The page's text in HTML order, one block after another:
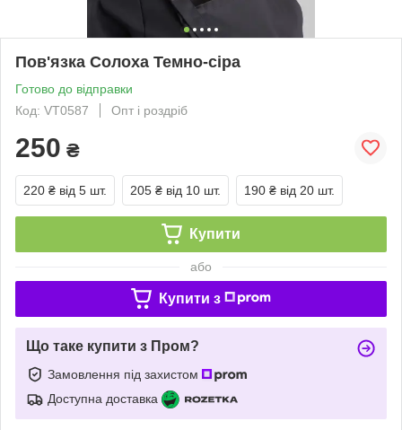
Пов'язка Солоха Темно-сіра
Готово до відправки
Код: VT0587
Опт і роздріб
250 ₴
220 ₴ від 5 шт. 205 ₴ від 10 шт. 190 ₴ від 20 шт.
Купити
або
Купити з
Що таке купити з Пром?
Замовлення під захистом
Доступна доставка